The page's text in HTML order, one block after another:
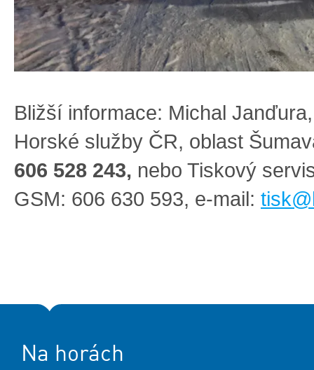
Bližší informace: Michal
Horské služby ČR, oblast
606 528 243, nebo Tiskový
GSM: 606 630 593, e-mail:
Na horách